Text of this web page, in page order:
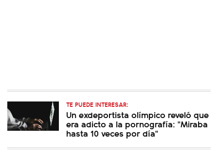
TE PUEDE INTERESAR:
Un exdeportista olímpico reveló que
era adicto a la pornografía: "Miraba
hasta 10 veces por día"